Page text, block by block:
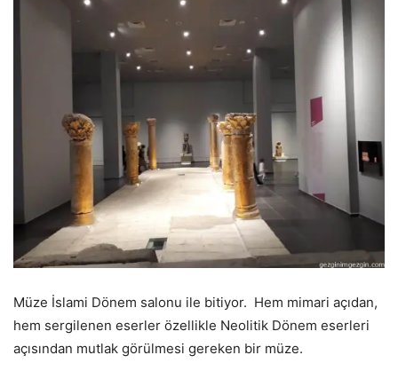
Müze İslami Dönem salonu ile bitiyor. Hem mimari açıdan,
hem sergilenen eserler özellikle Neolitik Dönem eserleri
açısından mutlak görülmesi gereken bir müze.